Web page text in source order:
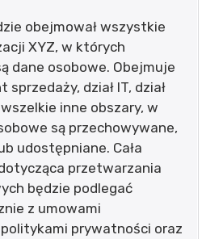
obejmował wszystkie
XYZ, w których
dane osobowe. Obejmuje
dział IT, dział
inne obszary, w
są przechowywane,
udostępniane. Cała
przetwarzania
będzie podlegać
z umowami
prywatności oraz